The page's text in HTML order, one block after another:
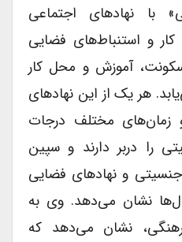
با نهادهای اجتماعی
و استنباط‌های فضایی
آموزش و محل کار
هر یک از این نهادهای
مختلف درجات
را دربر دارند و سپین
و نهادهای فضایی
نشان می‌دهد. وی به
نشان می‌دهد که